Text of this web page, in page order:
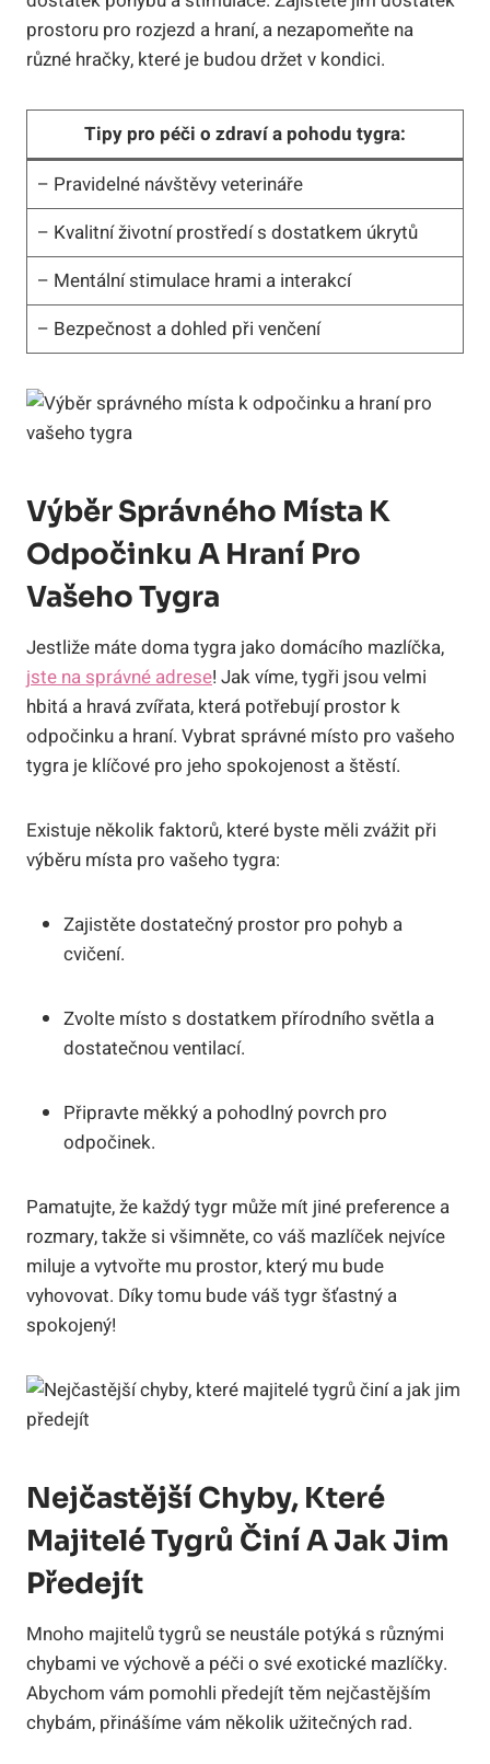
‍prostoru pro⁣ rozjezd a hraní, a nezapomeňte⁤ na
různé hračky, které je budou držet v kondici.
Tipy pro ​péči o zdraví a ⁣pohodu tygra:
– Pravidelné návštěvy veterináře
– Kvalitní životní prostředí s dostatkem úkrytů
– Mentální stimulace hrami a interakcí
– Bezpečnost a dohled při ‌venčení
Výběr Správného Místa ⁤k
⁢odpočinku A Hraní Pro
Vašeho ⁢tygra
Jestliže máte ‌doma tygra‌ jako‌ domácího‌ mazlíčka,
jste na správné adrese! Jak​ víme, tygři jsou velmi
hbitá a hravá zvířata, která potřebují prostor k
odpočinku a ‍hraní. Vybrat správné⁣ místo pro vašeho
tygra ‌je klíčové pro jeho spokojenost a štěstí.
Existuje několik faktorů, ‌které ‍byste měli zvážit při
výběru místa pro vašeho ​tygra:
Zajistěte dostatečný prostor pro pohyb a
cvičení.
Zvolte místo s ​dostatkem přírodního světla a
⁤dostatečnou ventilací.
Připravte měkký a pohodlný povrch pro
odpočinek.
Pamatujte, že každý tygr může ‌mít jiné preference⁢ a
rozmary,‍ takže si všimněte,⁢ co váš ⁣mazlíček nejvíce
miluje a ⁤vytvořte mu prostor, který mu bude⁤
vyhovovat.​ Díky tomu bude váš tygr šťastný ‌a
spokojený!
Nejčastější⁣ Chyby, Které
Majitelé Tygrů⁣ Činí A‌ Jak Jim
Předejít
Mnoho majitelů tygrů se neustále potýká ‍s různými
chybami ve ‌výchově a péči o své⁣ exotické⁣ mazlíčky.
Abychom vám pomohli předejít těm⁤ nejčastějším
chybám,​ přinášíme⁤ vám několik užitečných rad.